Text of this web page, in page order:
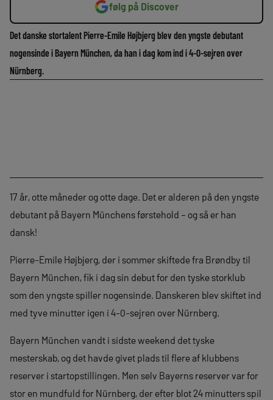
følg på Discover
Det danske stortalent Pierre-Emile Højbjerg blev den yngste debutant
nogensinde i Bayern München, da han i dag kom ind i 4-0-sejren over
Nürnberg.
17 år, otte måneder og otte dage. Det er alderen på den yngste
debutant på Bayern Münchens førstehold – og så er han
dansk!
Pierre-Emile Højbjerg, der i sommer skiftede fra Brøndby til
Bayern München, fik i dag sin debut for den tyske storklub
som den yngste spiller nogensinde. Danskeren blev skiftet ind
med tyve minutter igen i 4-0-sejren over Nürnberg.
Bayern München vandt i sidste weekend det tyske
mesterskab, og det havde givet plads til flere af klubbens
reserver i startopstillingen. Men selv Bayerns reserver var for
stor en mundfuld for Nürnberg, der efter blot 24 minutters spil